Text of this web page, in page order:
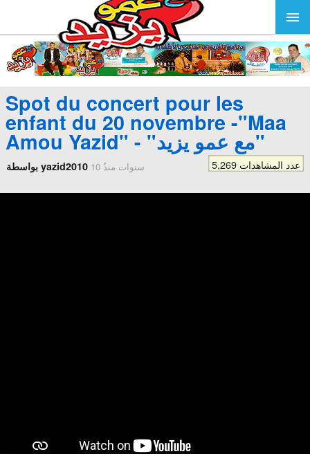
Spot du concert pour les
enfant du 20 novembre -"Maa
Amou Yazid" - "مع عمو يزيد"
بواسطة yazid2010 10 سنوات منذُ 5,269 عدد المشاهدات